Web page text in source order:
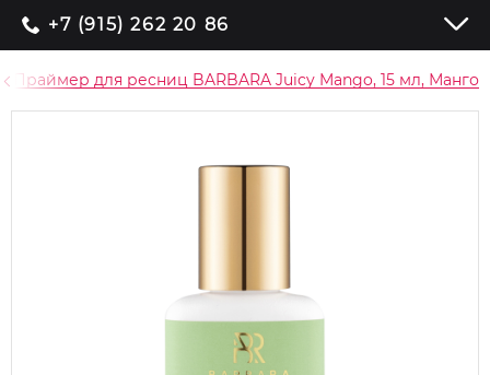
+7 (915) 262 20 86
Праймер для ресниц BARBARA Juicy Mango, 15 мл, Манго